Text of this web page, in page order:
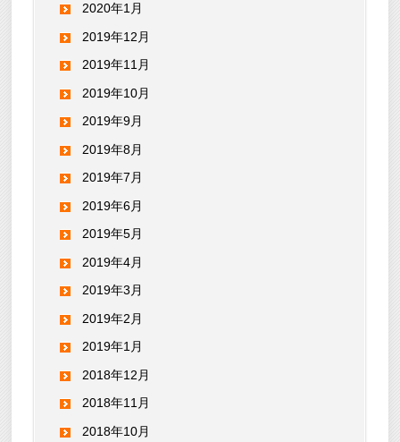
2020年1月
2019年12月
2019年11月
2019年10月
2019年9月
2019年8月
2019年7月
2019年6月
2019年5月
2019年4月
2019年3月
2019年2月
2019年1月
2018年12月
2018年11月
2018年10月